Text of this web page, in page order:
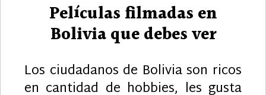
Películas filmadas en
Bolivia que debes ver
Los ciudadanos de Bolivia son ricos
en cantidad de hobbies, les gusta